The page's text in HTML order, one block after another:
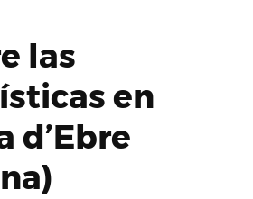
las
en
d’Ebre